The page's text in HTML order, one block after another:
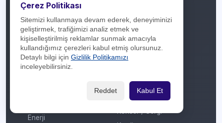
Dijital Platform
E-Ticaret / Online
Alışveriş
Eğitim / Kırtasiye
Enerji
Hediye
İmza Günü / Söyleşi
İndirim
Kermes
Kitap Fuarı
Çerez Politikası
Sitemizi kullanmaya devam ederek, deneyiminizi
geliştirmek, trafiğimizi analiz etmek ve
kişiselleştirilmiş reklamlar sunmak amacıyla
kullandığımız çerezleri kabul etmiş olursunuz.
Detaylı bilgi için Gizlilik Politikamızı
inceleyebilirsiniz.
Reddet Kabul Et